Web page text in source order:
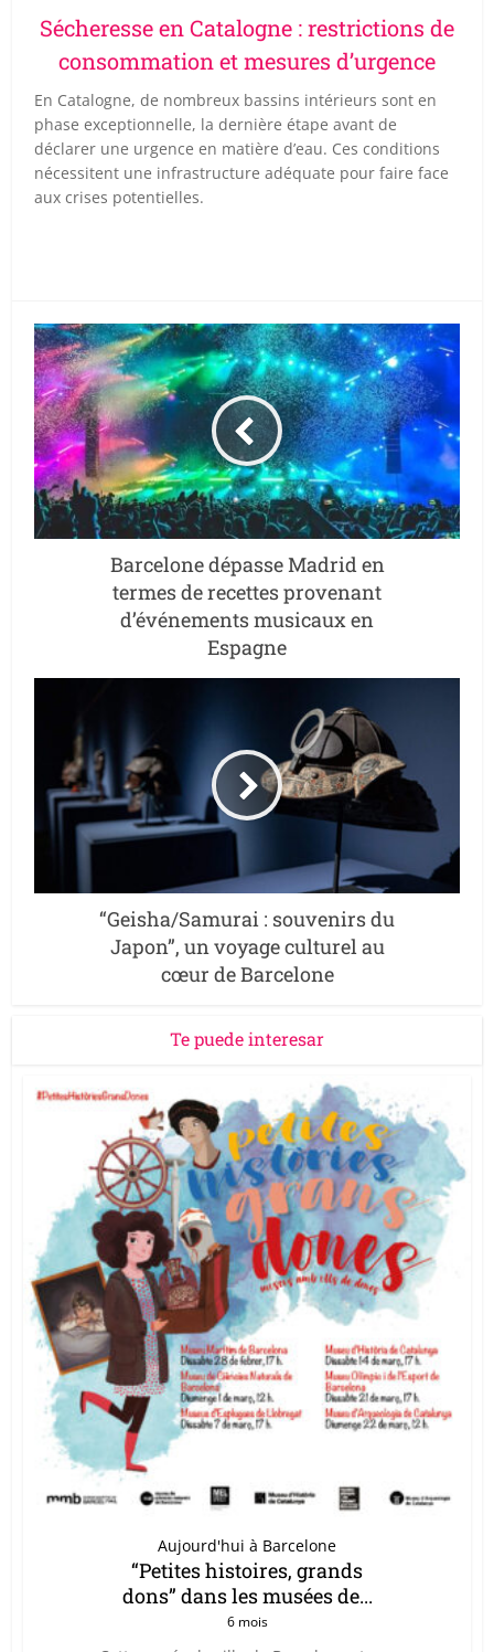
Sécheresse en Catalogne : restrictions de
consommation et mesures d’urgence
En Catalogne, de nombreux bassins intérieurs sont en
phase exceptionnelle, la dernière étape avant de
déclarer une urgence en matière d’eau. Ces conditions
nécessitent une infrastructure adéquate pour faire face
aux crises potentielles.
Barcelone dépasse Madrid en
termes de recettes provenant
d’événements musicaux en
Espagne
“Geisha/Samurai : souvenirs du
Japon”, un voyage culturel au
cœur de Barcelone
Te puede interesar
Aujourd'hui à Barcelone
“Petites histoires, grands
dons” dans les musées de...
6 mois